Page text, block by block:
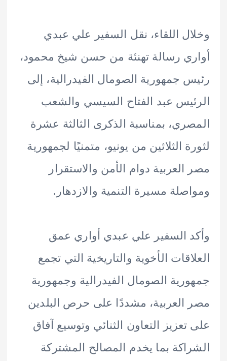
اللقاء، نقل السفير علي عبدي
رسالة تهنئة من حسن شيخ محمود،
جمهورية الصومال الفيدرالية، إلى
عبد الفتاح السيسي والشعب
بمناسبة الذكرى الثالثة عشرة
الثلاثين من يونيو، متمنيًا لجمهورية
دوام الأمن والاستقرار
مسيرة التنمية والازدهار.
السفير علي عبدي أواري عمق
الأخوية والتاريخية التي تجمع
الصومال الفيدرالية وجمهورية
العربية، مشددًا على حرص البلدين
التعاون الثنائي وتوسيع آفاق
بما يخدم المصالح المشتركة